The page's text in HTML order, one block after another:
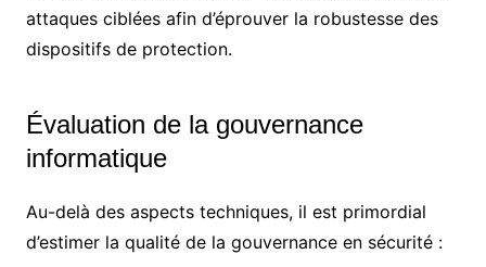
attaques ciblées afin d’éprouver la robustesse des
dispositifs de protection.
Évaluation de la gouvernance
informatique
Au-delà des aspects techniques, il est primordial
d’estimer la qualité de la gouvernance en sécurité :